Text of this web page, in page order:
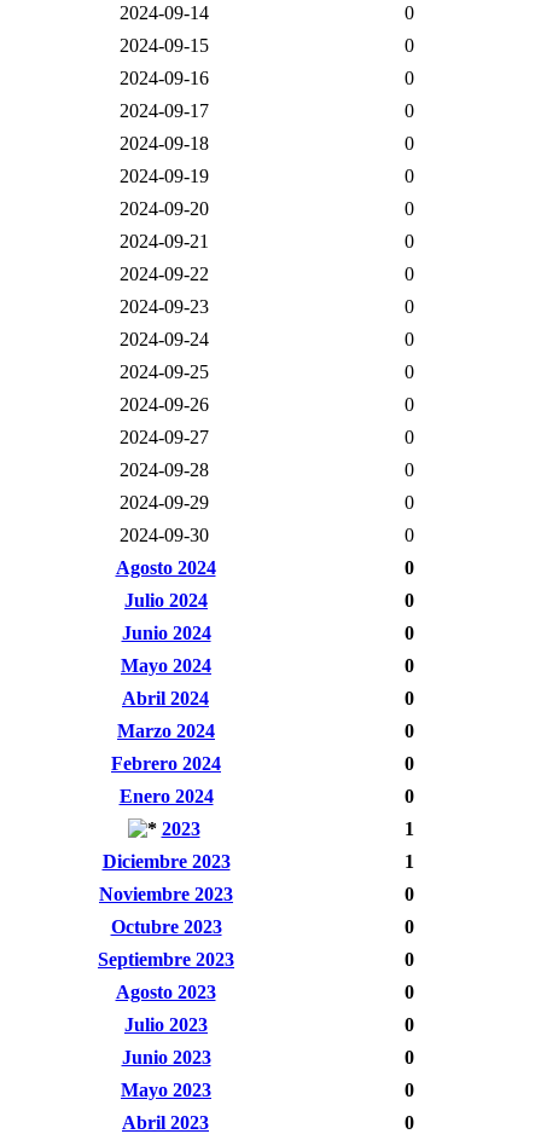
2024-09-14
0
2024-09-15
0
2024-09-16
0
2024-09-17
0
2024-09-18
0
2024-09-19
0
2024-09-20
0
2024-09-21
0
2024-09-22
0
2024-09-23
0
2024-09-24
0
2024-09-25
0
2024-09-26
0
2024-09-27
0
2024-09-28
0
2024-09-29
0
2024-09-30
0
Agosto 2024
0
Julio 2024
0
Junio 2024
0
Mayo 2024
0
Abril 2024
0
Marzo 2024
0
Febrero 2024
0
Enero 2024
0
2023
1
Diciembre 2023
1
Noviembre 2023
0
Octubre 2023
0
Septiembre 2023
0
Agosto 2023
0
Julio 2023
0
Junio 2023
0
Mayo 2023
0
Abril 2023
0